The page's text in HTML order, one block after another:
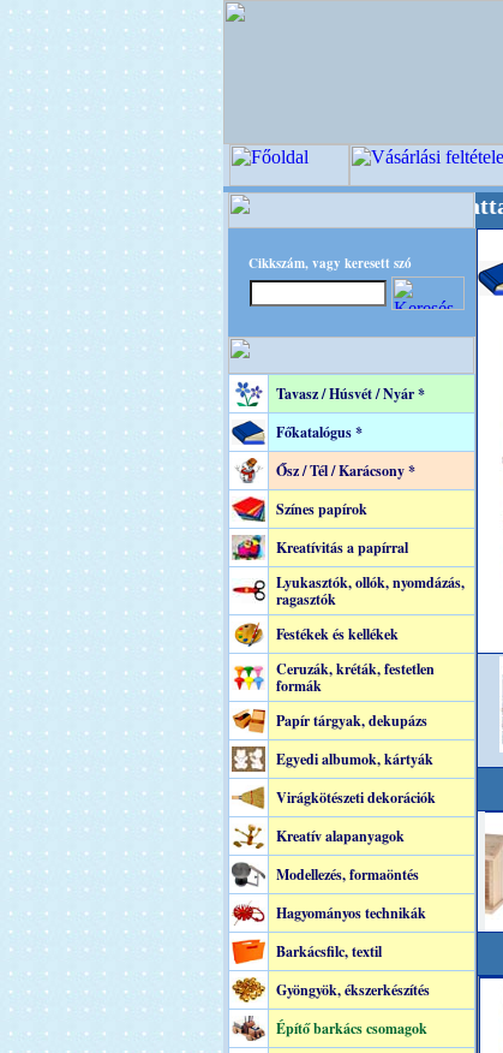
Cikkszám, vagy keresett szó
Tavasz / Húsvét / Nyár *
Főkatalógus *
Ősz / Tél / Karácsony *
Színes papírok
Kreatívitás a papírral
Lyukasztók, ollók, nyomdázás,
ragasztók
Festékek és kellékek
Ceruzák, kréták, festetlen
formák
Papír tárgyak, dekupázs
Egyedi albumok, kártyák
Virágkötészeti dekorációk
Kreatív alapanyagok
Modellezés, formaöntés
Hagyományos technikák
Barkácsfilc, textil
Gyöngyök, ékszerkészítés
Építő barkács csomagok
+++++++ Oldalunkat akarattal